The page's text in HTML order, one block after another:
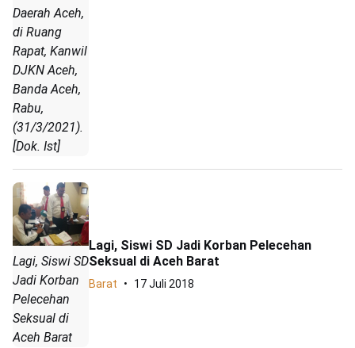
Daerah Aceh,
di Ruang
Rapat, Kanwil
DJKN Aceh,
Banda Aceh,
Rabu,
(31/3/2021).
[Dok. Ist]
Lagi, Siswi SD
Jadi Korban
Pelecehan
Seksual di
Aceh Barat
Lagi, Siswi SD Jadi Korban Pelecehan
Seksual di Aceh Barat
Barat 17 Juli 2018